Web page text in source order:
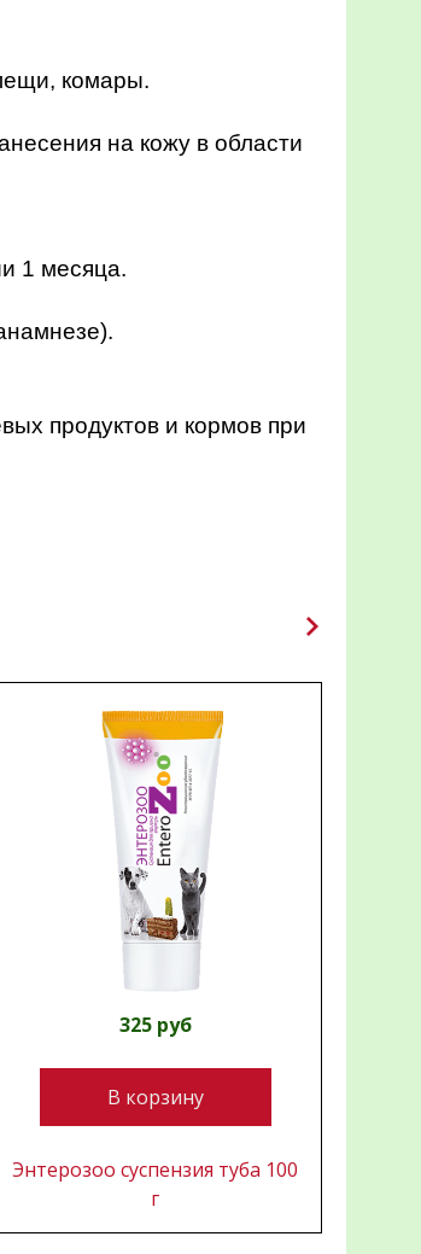
комары.
на кожу в области
1 месяца.
продуктов и кормов при
325 руб
В корзину
Энтерозоо суспензия туба 100
г